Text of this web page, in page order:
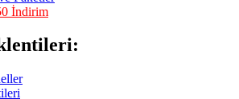
İndirim